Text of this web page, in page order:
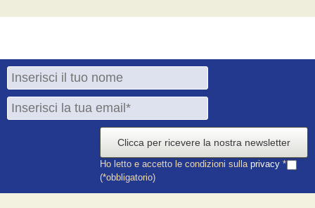
Clicca per ricevere la nostra newsletter
Ho letto e accetto le condizioni sulla privacy *
(*obbligatorio)